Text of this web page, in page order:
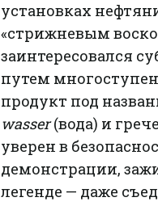
установках
«стрижневым
заинтересовался
путем
продукт под
wasser(вода) и
уверен в
демонстрации,
легенде — даже